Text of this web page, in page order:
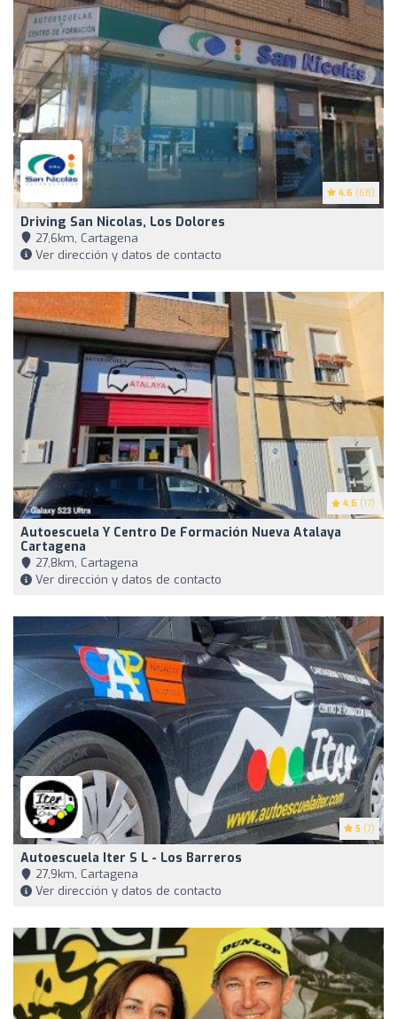
4.6 (68)
Driving San Nicolas, Los Dolores
27,6km, Cartagena
Ver dirección y datos de contacto
4.6 (17)
Autoescuela Y Centro De Formación Nueva Atalaya
Cartagena
27,8km, Cartagena
Ver dirección y datos de contacto
5 (7)
Autoescuela Iter S L - Los Barreros
27,9km, Cartagena
Ver dirección y datos de contacto